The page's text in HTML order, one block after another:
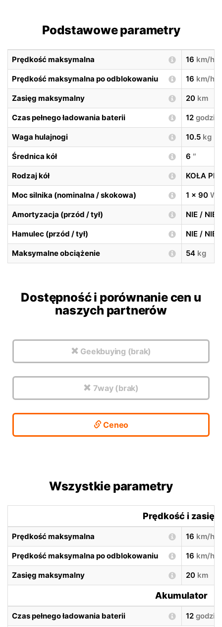
Podstawowe parametry
Prędkość maksymalna 16 km/h
Prędkość maksymalna po odblokowaniu 16 km/h
Zasięg maksymalny 20 km
Czas pełnego ładowania baterii 12 godzin
Waga hulajnogi 10.5 kg
Średnica kół 6 ″
Rodzaj kół KOŁA
Moc silnika (nominalna / skokowa) 1 x 90 W
Amortyzacja (przód / tył) NIE / NIE
Hamulec (przód / tył) NIE / NIE
Maksymalne obciążenie 54 kg
Dostępność i porównanie cen u
naszych partnerów
Geekbuying (brak)
7way (brak)
Ceneo
Wszystkie parametry
Prędkość i zasięg
Prędkość maksymalna 16 km/h
Prędkość maksymalna po odblokowaniu 16 km/h
Zasięg maksymalny 20 km
Akumulator
Czas pełnego ładowania baterii 12 godzin